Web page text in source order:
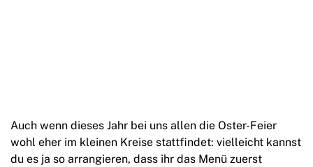
Auch wenn dieses Jahr bei uns allen die Oster-Feier
wohl eher im kleinen Kreise stattfindet: vielleicht kannst
du es ja so arrangieren, dass ihr das Menü zuerst